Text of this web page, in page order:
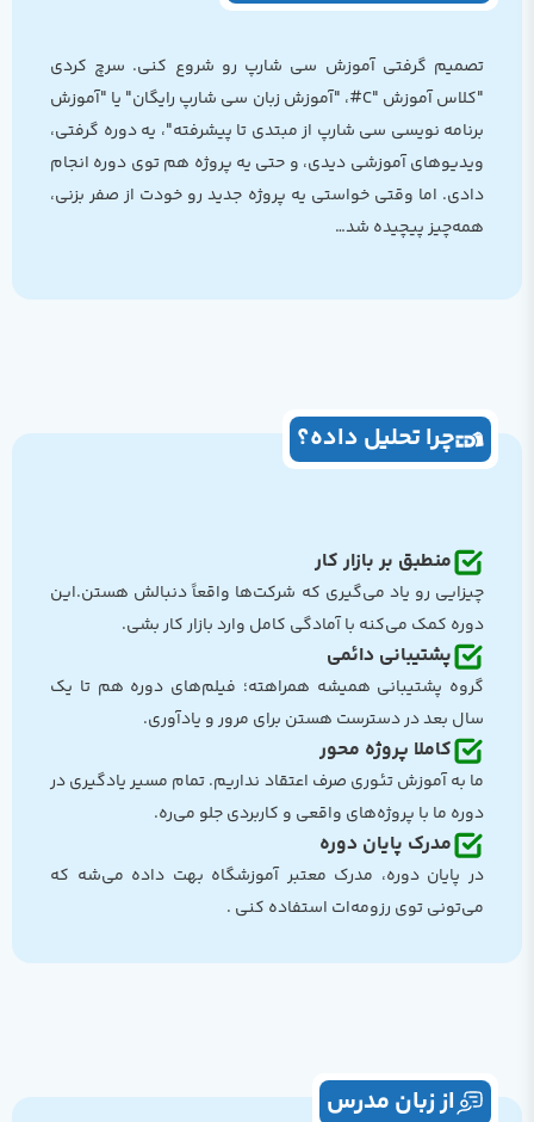
تصمیم گرفتی آموزش سی شارپ رو شروع کنی. سرچ کردی
"کلاس آموزش "C#، "آموزش زبان سی ‌شارپ رایگان" یا "آموزش
برنامه ‌نویسی سی ‌شارپ از مبتدی تا پیشرفته"، یه دوره گرفتی،
ویدیوهای آموزشی دیدی، و حتی یه پروژه هم توی دوره انجام
دادی. اما وقتی خواستی یه پروژه جدید رو خودت از صفر بزنی،
همه‌چیز پیچیده شد…
چرا تحلیل داده؟
منطبق بر بازار کار
چیزایی رو یاد می‌گیری که شرکت‌ها واقعاً دنبالش هستن.این
دوره کمک می‌کنه با آمادگی کامل وارد بازار کار بشی.
پشتیبانی دائمی
گروه پشتیبانی همیشه همراهته؛ فیلم‌های دوره هم تا یک
سال بعد در دسترست هستن برای مرور و یادآوری.
کاملا پروژه محور
ما به آموزش تئوری صرف اعتقاد نداریم. تمام مسیر یادگیری در
دوره ما با پروژه‌های واقعی و کاربردی جلو می‌ره.
مدرک پایان دوره
در پایان دوره، مدرک معتبر آموزشگاه بهت داده می‌شه که
می‌تونی توی رزومه‌ات استفاده کنی .
از زبان مدرس